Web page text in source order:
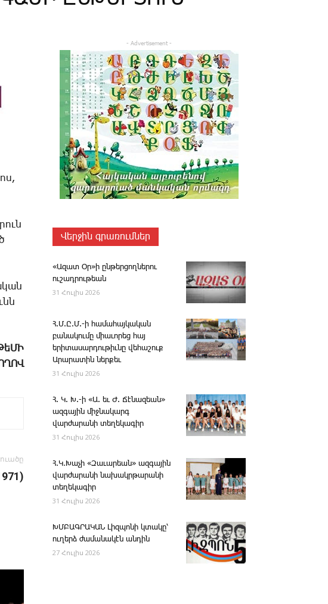
- Advertisement -
Վերջին գրառումներ
«Ազատ Օր»ի ընթերցողներու
ուշադրութեան
31 Հուլիս 2026
Հ.Մ.Ը.Մ.-ի համահայկական
բանակումը միաւորեց հայ
երիտասարդութիւնը վեհաշուք
Արարատին ներքեւ
31 Հուլիս 2026
Հ. Կ. Խ.-ի «Ա. եւ Ժ. ­Ճէնազեան»
ազգային միջնակարգ
վարժարանի տեղեկագիր
31 Հուլիս 2026
Հ․Կ․Խաչի «Զաւարեան» ազգային
վարժարանի նախակրթարանի
տեղեկագիր
31 Հուլիս 2026
ԽՄԲԱԳՐԱԿԱՆ ­Լիզպոնի կտակը՝
ուղերձ ժամանակէն անդին
27 Հուլիս 2026